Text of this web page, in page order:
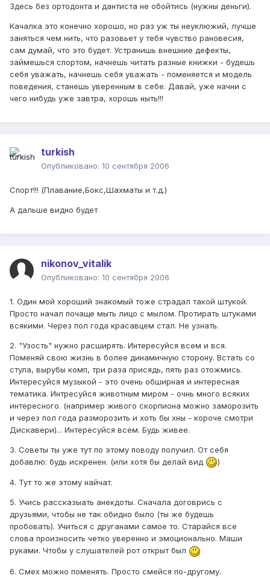
Здесь без ортодонта и дантиста не обойтись (нужны деньги).
Качалка это конечно хорошо, но раз уж ты неуклюжий, лучше
заняться чем нить, что разовьет у тебя чувство рановесия,
сам думай, что это будет. Устранишь внешние дефекты,
займешься спортом, начнешь читать разные книжки - будешь
себя уважать, начнешь себя уважать - поменяется и модель
поведения, станешь уверенным в себе. Давай, уже начни с
чего нибудь уже завтра, хорошь ныть!!!
turkish
Опубликовано: 10 сентября 2006
Спорт!!! (Плавание,Бокс,Шахматы и т.д.)
А дальше видно будет
nikonov_vitalik
Опубликовано: 10 сентября 2006
1. Один мой хороший знакомый тоже страдал такой штукой.
Просто начал почаще мыть лицо с мылом. Протирать штуками
всякими. Через пол года красавцем стал. Не узнать.
2. "Узость" нужно расширять. Интересуйся всем и вся.
Поменяй свою жизнь в более динамичную сторону. Встать со
стула, вырубы комп, три раза присядь, пять раз отожмись.
Интересуйся музыкой - это очень обширная и интересная
тематика. Интресуйся животным миром - очнь много всяких
интересного. (например живого скорпиона можно заморозить
и через пол года разморозить и хоть бы хны - короче смотри
Дискавери)... Интересуйся всем. Будь живее.
3. Советы ты уже тут по этому поводу получил. От себя
добавлю: будь искренен. (или хотя бы делай вид
)
4. Тут то же этому найчат.
5. Учись рассказыать анекдоты. Сначала договрись с
друзьями, чтобы не так обидно было (ты же будешь
пробовать). Учиться с друганами самое то. Старайся все
слова произносить четко уверенно и эмоционально. Маши
руками. Чтобы у слушателей рот открыт был
6. Смех можно поменять. Просто смейся по-другому.